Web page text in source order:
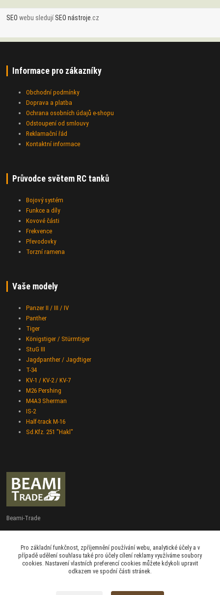
SEO webu sledujíSEO nástroje .cz
Informace pro zákazníky
Obchodní podmínky
Doprava a platba
Ochrana osobních údajů e-shopu
Odstoupení od smlouvy
Reklamační řád
Kontaktní informace
Průvodce světem RC tanků
Bojový systém
Funkce a díly
Kovové části
Frekvence
Převodovky
Torzní ramena
Vaše modely
Panzer II / III / IV
Panther
Tiger
Königstiger / Stürmtiger
StuG III
Jagdpanther / Jagdtiger
T-34
KV-1 / KV-2 / KV-7
M26 Pershing
M4A3 Sherman
IS-2
Half-track M-16
Sd.Kfz. 251 "Hakl"
Beami-Trade
+420 775 427 778
Po - Pá 9:00 - 16:00
admin@beami-trade.cz
Pro základní funkčnost, zpříjemnění používání webu, analytické účely a v
případě udělení souhlasu také pro účely cílení reklamy využíváme soubory
cookies. Nastavení vlastních preferencí cookies můžete kdykoli upravit
odkazem ve spodní části stránek.